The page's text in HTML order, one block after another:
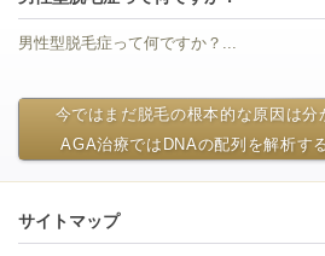
男性型脱毛症って何ですか？...
今ではまだ脱毛の根本的な原因は
AGA治療ではDNAの配列を解析す
サイトマップ